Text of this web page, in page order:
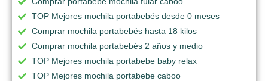
TOP Mejores mochila portabebés desde 0 meses
Comprar mochila portabebés hasta 18 kilos
Comprar mochila portabebés 2 años y medio
TOP Mejores mochila portabebe baby relax
TOP Mejores mochila portabebe caboo